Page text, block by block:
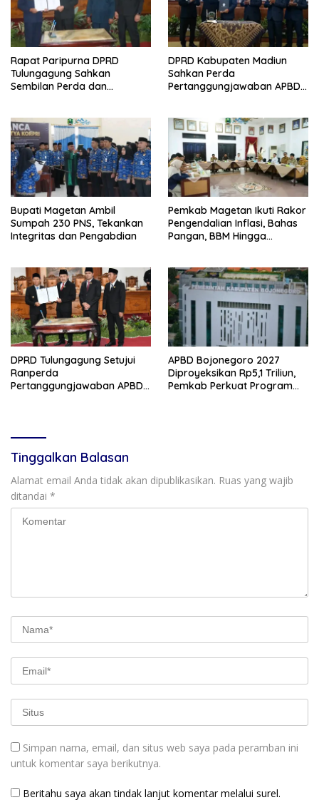
Rapat Paripurna DPRD
Tulungagung Sahkan
Sembilan Perda dan
DPRD Kabupaten Madiun
Sahkan Perda
Pertanggungjawaban APBD
Bupati Magetan Ambil
Sumpah 230 PNS, Tekankan
Integritas dan Pengabdian
Pemkab Magetan Ikuti Rakor
Pengendalian Inflasi, Bahas
Pangan, BBM Hingga
DPRD Tulungagung Setujui
Ranperda
Pertanggungjawaban APBD
APBD Bojonegoro 2027
Diproyeksikan Rp5,1 Triliun,
Pemkab Perkuat Program
Tinggalkan Balasan
Alamat email Anda tidak akan dipublikasikan. Ruas yang wajib
ditandai *
Simpan nama, email, dan situs web saya pada peramban ini
untuk komentar saya berikutnya.
Beritahu saya akan tindak lanjut komentar melalui surel.